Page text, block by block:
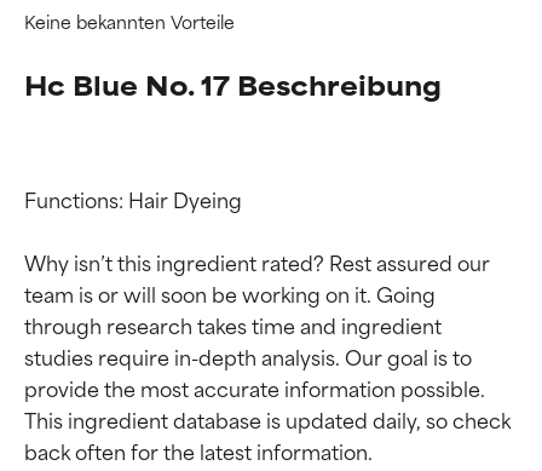
Keine bekannten Vorteile
Hc Blue No. 17 Beschreibung
Functions: Hair Dyeing
Why isn’t this ingredient rated? Rest assured our
team is or will soon be working on it. Going
through research takes time and ingredient
studies require in-depth analysis. Our goal is to
provide the most accurate information possible.
This ingredient database is updated daily, so check
Bewertung der
Bewertung der